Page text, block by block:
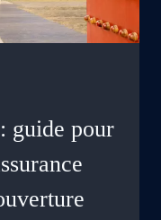
guide pour